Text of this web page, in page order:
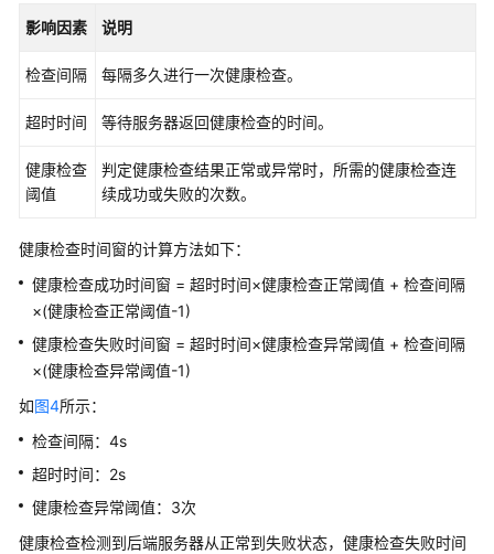
白
书
源
支
持
域
系
统
权
限
影响因素 说明
检查间隔 每隔多久进行一次健康检查。
超时时间 等待服务器返回健康检查的时间。
健康检查
阈值
判定健康检查结果正常或异常时，所需的健康检查连
续成功或失败的次数。
健康检查时间窗的计算方法如下：
健康检查成功时间窗 = 超时时间×健康检查正常阈值 + 检查间隔
×(健康检查正常阈值-1)
健康检查失败时间窗 = 超时时间×健康检查异常阈值 + 检查间隔
×(健康检查异常阈值-1)
如图4所示：
检查间隔：4s
超时时间：2s
健康检查异常阈值：3次
健康检查检测到后端服务器从正常到失败状态，健康检查失败时间